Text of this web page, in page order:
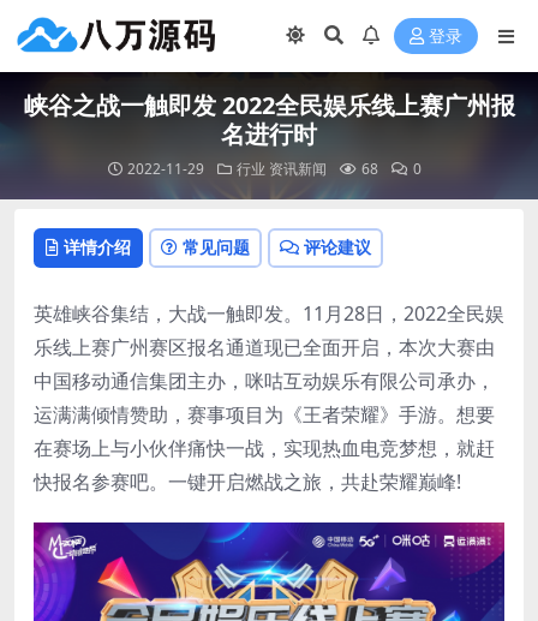
登录
峡谷之战一触即发 2022全民娱乐线上赛广州报
名进行时
2022-11-29 行业 资讯新闻 68 0
详情介绍 常见问题 评论建议
英雄峡谷集结，大战一触即发。11月28日，2022全民娱
乐线上赛广州赛区报名通道现已全面开启，本次大赛由
中国移动通信集团主办，咪咕互动娱乐有限公司承办，
运满满倾情赞助，赛事项目为《王者荣耀》手游。想要
在赛场上与小伙伴痛快一战，实现热血电竞梦想，就赶
快报名参赛吧。一键开启燃战之旅，共赴荣耀巅峰!